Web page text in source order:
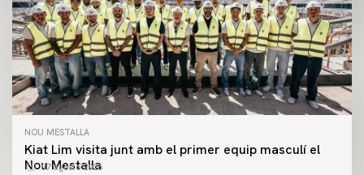
NOU MESTALLA
Kiat Lim visita junt amb el primer equip masculí el
Nou Mestalla
07 agosto 2026